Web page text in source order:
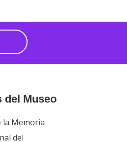
del Museo
la Memoria